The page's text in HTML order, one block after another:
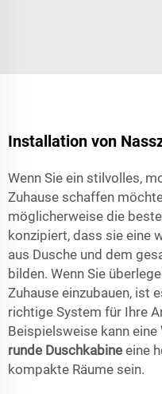
Installation von
Wenn Sie ein stilvolles,
Zuhause schaffen
möglicherweise die
konzipiert, dass sie eine
aus Dusche und dem
bilden. Wenn Sie
Zuhause einzubauen, ist
richtige System für Ihre
Beispielsweise kann eine
runde Duschkabine eine
kompakte Räume sein.